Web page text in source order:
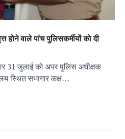
होने वाले पांच पुलिसकर्मीयों को दी
31 जुलाई को अपर पुलिस अधीक्षक
स्थित सभागार कक्ष…